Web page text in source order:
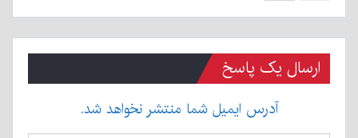
ارسال یک پاسخ
آدرس ایمیل شما منتشر نخواهد شد.